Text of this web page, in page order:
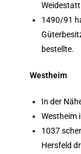
1490/91
bestellte.
Westheim
In der
Westheim
1037
Hersfeld